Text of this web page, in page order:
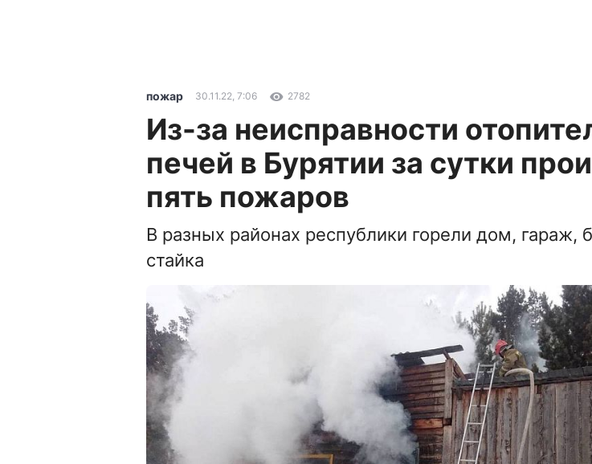
пожар 30.11.22, 7:06 2782
Из-за неисправности
печей в Бурятии за сутки
пять пожаров
В разных районах республики горели дом, гараж,
стайка